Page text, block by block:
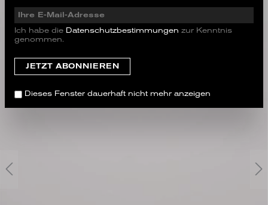
Ich habe die Datenschutzbestimmungen zur Kenntnis
genommen.
Dieses Fenster dauerhaft nicht mehr anzeigen